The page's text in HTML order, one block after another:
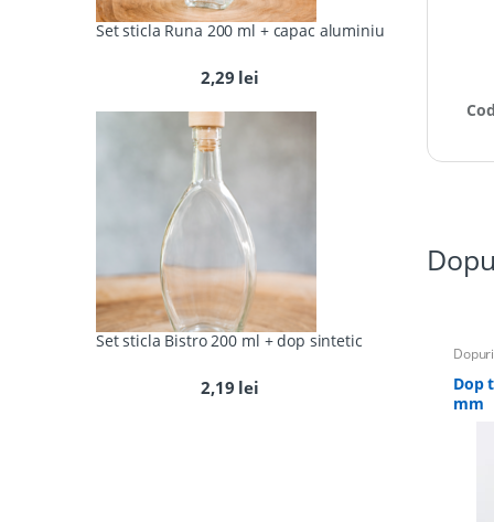
Dop
mm
Set sticla Runa 200 ml + capac aluminiu
2,29 lei
Set sticla Bistro 200 ml + dop sintetic
2,19 lei